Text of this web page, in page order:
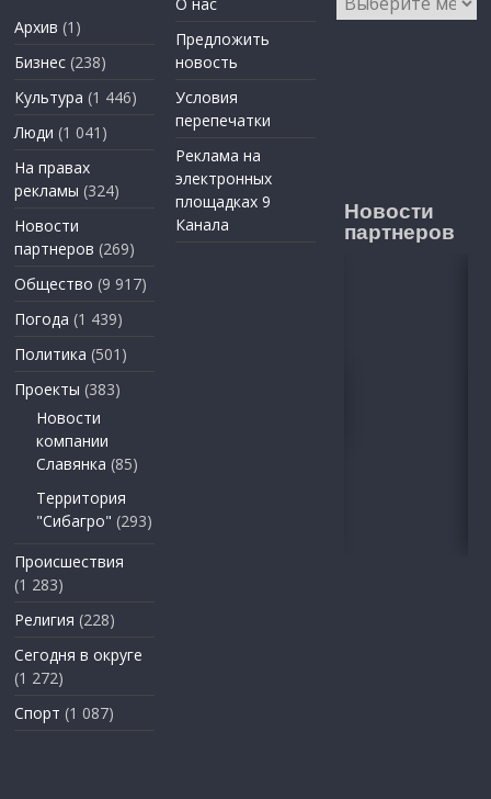
Архив (1)
Бизнес (238)
Культура (1 446)
Люди (1 041)
На правах
рекламы (324)
Новости
партнеров (269)
Общество (9 917)
Погода (1 439)
Политика (501)
Проекты (383)
Новости
компании
Славянка (85)
Территория
"Сибагро" (293)
Происшествия
(1 283)
Религия (228)
Сегодня в округе
(1 272)
Спорт (1 087)
Предложить
новость
Условия
перепечатки
Реклама на
электронных
площадках 9
Канала
Новости
партнеров